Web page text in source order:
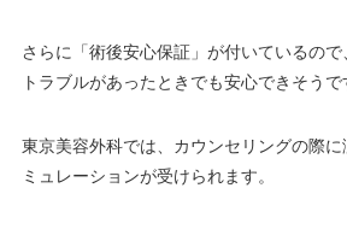
さらに「術後安心保証」が付いているの
トラブルがあったときでも安心できそうで
東京美容外科では、カウンセリングの際
ミュレーションが受けられます。